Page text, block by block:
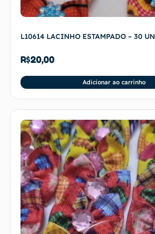
L10614 LACINHO ESTAMPADO – 30 UN
R$20,00
Adicionar ao carrinho